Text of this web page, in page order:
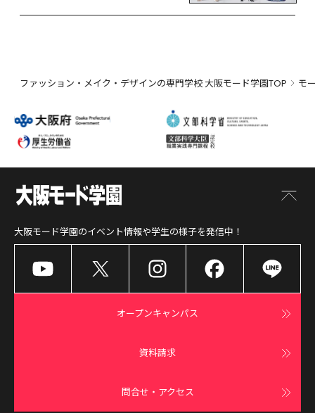
ファッション・メイク・デザインの専門学校 大阪モード学園TOP モ
大阪モード学園のイベント情報や学生の様子を発信中！
オープンキャンパス
資料請求
問合せ・アクセス